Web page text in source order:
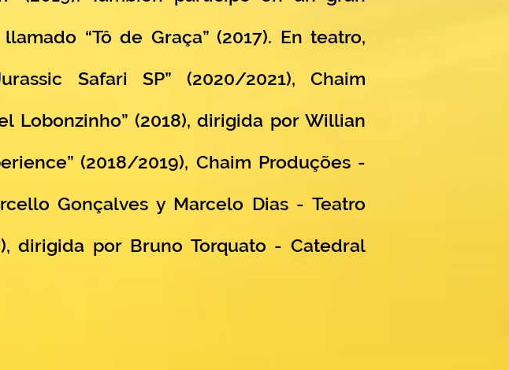
“Tô de Graça” (2017). En teatro,
Safari SP” (2020/2021), Chaim
Lobonzinho” (2018), dirigida por Willian
(2018/2019), Chaim Produções -
Gonçalves y Marcelo Dias - Teatro
dirigida por Bruno Torquato - Catedral